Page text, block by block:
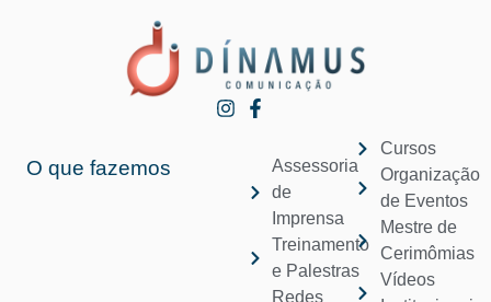
O que fazemos
Assessoria
de
Imprensa
Treinamento
e Palestras
Redes
Cursos
Organização
de Eventos
Mestre de
Cerimômias
Vídeos